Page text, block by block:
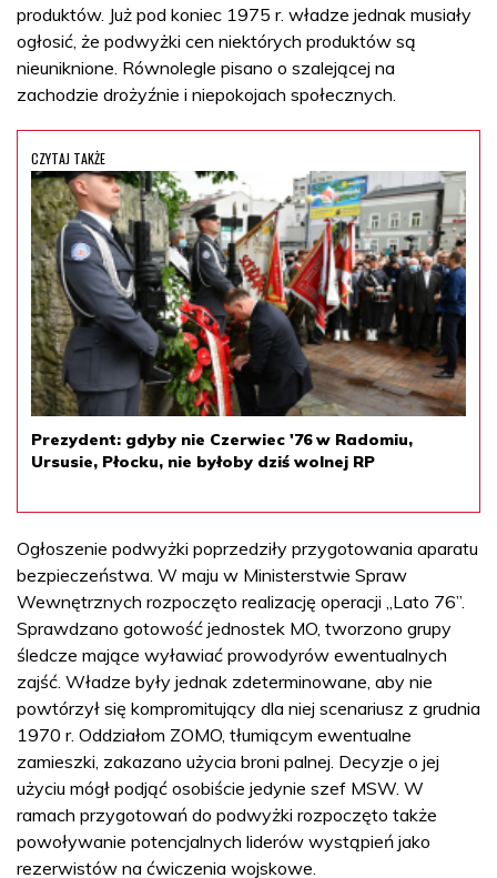
produktów. Już pod koniec 1975 r. władze jednak musiały
ogłosić, że podwyżki cen niektórych produktów są
nieuniknione. Równolegle pisano o szalejącej na
zachodzie drożyźnie i niepokojach społecznych.
CZYTAJ TAKŻE
Prezydent: gdyby nie Czerwiec '76 w Radomiu,
Ursusie, Płocku, nie byłoby dziś wolnej RP
Ogłoszenie podwyżki poprzedziły przygotowania aparatu
bezpieczeństwa. W maju w Ministerstwie Spraw
Wewnętrznych rozpoczęto realizację operacji „Lato 76”.
Sprawdzano gotowość jednostek MO, tworzono grupy
śledcze mające wyławiać prowodyrów ewentualnych
zajść. Władze były jednak zdeterminowane, aby nie
powtórzył się kompromitujący dla niej scenariusz z grudnia
1970 r. Oddziałom ZOMO, tłumiącym ewentualne
zamieszki, zakazano użycia broni palnej. Decyzje o jej
użyciu mógł podjąć osobiście jedynie szef MSW. W
ramach przygotowań do podwyżki rozpoczęto także
powoływanie potencjalnych liderów wystąpień jako
rezerwistów na ćwiczenia wojskowe.